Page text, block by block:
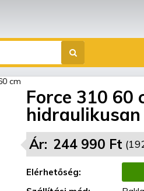
Force 310 60
Ár: 244 990 Ft
Elérhetőség: